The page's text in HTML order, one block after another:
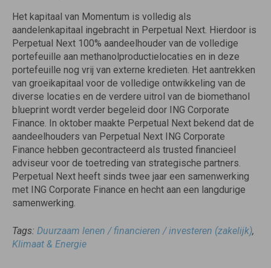
Het kapitaal van Momentum is volledig als
aandelenkapitaal ingebracht in Perpetual Next. Hierdoor is
Perpetual Next 100% aandeelhouder van de volledige
portefeuille aan methanolproductielocaties en in deze
portefeuille nog vrij van externe kredieten. Het aantrekken
van groeikapitaal voor de volledige ontwikkeling van de
diverse locaties en de verdere uitrol van de biomethanol
blueprint wordt verder begeleid door ING Corporate
Finance. In oktober maakte Perpetual Next bekend dat de
aandeelhouders van Perpetual Next ING Corporate
Finance hebben gecontracteerd als trusted financieel
adviseur voor de toetreding van strategische partners.
Perpetual Next heeft sinds twee jaar een samenwerking
met ING Corporate Finance en hecht aan een langdurige
samenwerking.
Tags: Duurzaam lenen / financieren / investeren (zakelijk),
Klimaat & Energie